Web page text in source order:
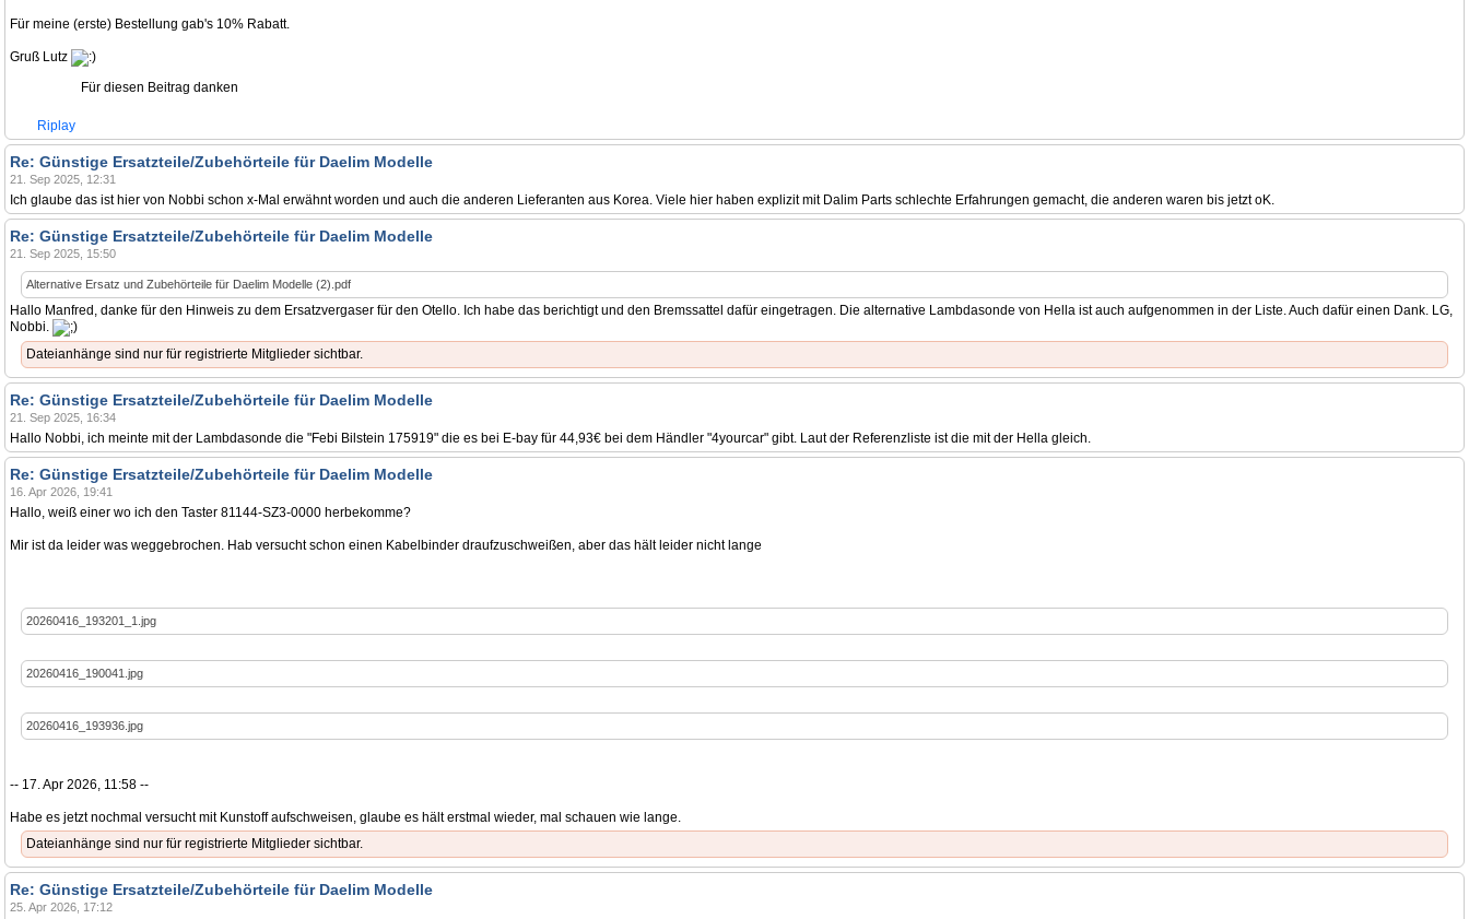
Für meine (erste) Bestellung gab's 10% Rabatt.
Gruß Lutz
Für diesen Beitrag danken
Riplay
Re: Günstige Ersatzteile/Zubehörteile für Daelim Modelle
21. Sep 2025, 12:31
Ich glaube das ist hier von Nobbi schon x-Mal erwähnt worden und auch die anderen Lieferanten aus Korea. Viele hier haben explizit mit Dalim Parts schlechte Erfahrungen gemacht, die anderen waren bis jetzt oK.
Re: Günstige Ersatzteile/Zubehörteile für Daelim Modelle
21. Sep 2025, 15:50
Alternative Ersatz und Zubehörteile für Daelim Modelle (2).pdf
Hallo Manfred, danke für den Hinweis zu dem Ersatzvergaser für den Otello. Ich habe das berichtigt und den Bremssattel dafür eingetragen. Die alternative Lambdasonde von Hella ist auch aufgenommen in der Liste. Auch dafür einen Dank. LG,
Nobbi.
Dateianhänge sind nur für registrierte Mitglieder sichtbar.
Re: Günstige Ersatzteile/Zubehörteile für Daelim Modelle
21. Sep 2025, 16:34
Hallo Nobbi, ich meinte mit der Lambdasonde die "Febi Bilstein 175919" die es bei E-bay für 44,93€ bei dem Händler "4yourcar" gibt. Laut der Referenzliste ist die mit der Hella gleich.
Re: Günstige Ersatzteile/Zubehörteile für Daelim Modelle
16. Apr 2026, 19:41
Hallo, weiß einer wo ich den Taster 81144-SZ3-0000 herbekomme?
Mir ist da leider was weggebrochen. Hab versucht schon einen Kabelbinder draufzuschweißen, aber das hält leider nicht lange
20260416_193201_1.jpg
20260416_190041.jpg
20260416_193936.jpg
-- 17. Apr 2026, 11:58 --
Habe es jetzt nochmal versucht mit Kunstoff aufschweisen, glaube es hält erstmal wieder, mal schauen wie lange.
Dateianhänge sind nur für registrierte Mitglieder sichtbar.
Re: Günstige Ersatzteile/Zubehörteile für Daelim Modelle
25. Apr 2026, 17:12